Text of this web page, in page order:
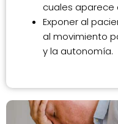
cuales aparece
Exponer al
al movimiento
y la autonomía.